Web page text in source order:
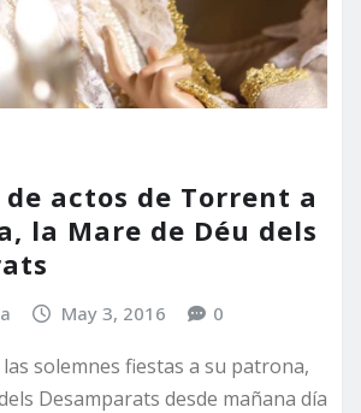
actos de Torrent a
la Mare de Déu dels
May 3, 2016 0
solemnes fiestas a su patrona,
Desamparats desde mañana día